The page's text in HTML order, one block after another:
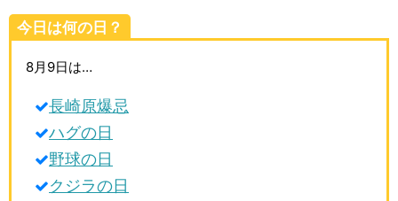
今日は何の日？
8月9日は…
長崎原爆忌
ハグの日
野球の日
クジラの日
動物雑学
サイト情報